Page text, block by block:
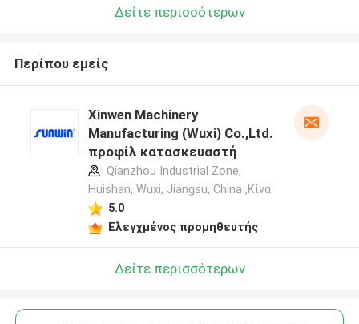
Δείτε περισσότερων
Περίπου εμείς
Xinwen Machinery
Manufacturing (Wuxi) Co.,Ltd.
προφίλ κατασκευαστή
Qianzhou Industrial Zone,
Huishan, Wuxi, Jiangsu, China ,Κίνα
5.0
Ελεγχμένος προμηθευτής
Δείτε περισσότερων